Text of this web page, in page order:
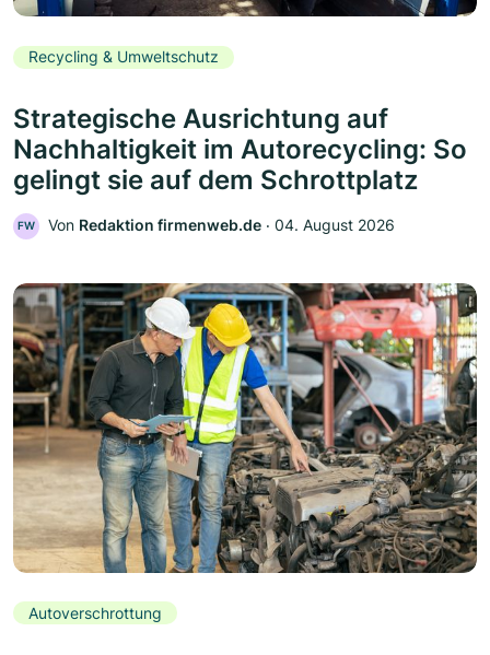
Recycling & Umweltschutz
Strategische Ausrichtung auf
Nachhaltigkeit im Autorecycling: So
gelingt sie auf dem Schrottplatz
FW Von Redaktion firmenweb.de ‧ 04. August 2026
Autoverschrottung